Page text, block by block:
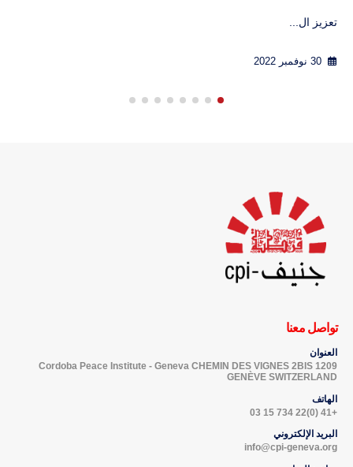
التعاون ...
تواصل معنا
العنوان
Cordoba Peace Institute - Geneva CHEMIN DES VIGNES 2BIS 1209
GENÈVE SWITZERLAND
الهاتف
+41 (0)22 734 15 03
البريد الإلكتروني
info@cpi-geneva.org